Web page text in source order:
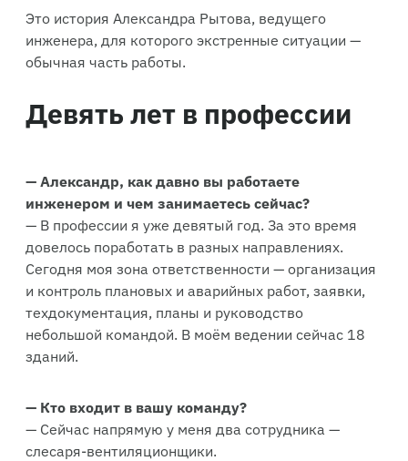
Это история Александра Рытова, ведущего
инженера, для которого экстренные ситуации —
обычная часть работы.
Девять лет в профессии
— Александр, как давно вы работаете
инженером и чем занимаетесь сейчас?
— В профессии я уже девятый год. За это время
довелось поработать в разных направлениях.
Сегодня моя зона ответственности — организация
и контроль плановых и аварийных работ, заявки,
техдокументация, планы и руководство
небольшой командой. В моём ведении сейчас 18
зданий.
— Кто входит в вашу команду?
— Сейчас напрямую у меня два сотрудника —
слесаря-вентиляционщики.